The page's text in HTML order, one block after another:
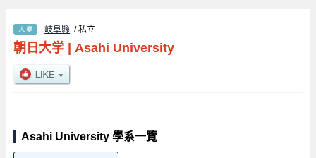
岐阜縣 / 私立
朝日大学| Asahi University
Asahi University 學系一覽